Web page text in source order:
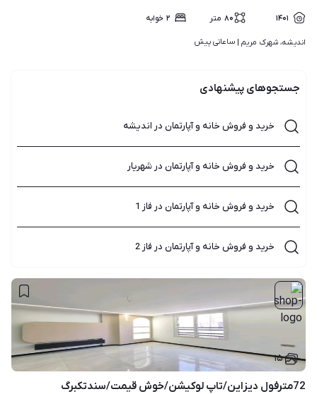
۱۴۰۱ ۸۰ متر ۲ خوابه
اندیشه، شهرک مریم | ساعاتی پیش
جستجوهای پیشنهادی
خرید و فروش خانه و آپارتمان در اندیشه
خرید و فروش خانه و آپارتمان در شهریار
خرید و فروش خانه و آپارتمان در فاز 1
خرید و فروش خانه و آپارتمان در فاز 2
۱۵
72مترفول دیزاین/تاپ لوکیشن/خوش قیمت/سندتکبرگ